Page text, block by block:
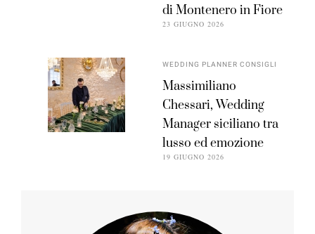
di Montenero in Fiore
23 GIUGNO 2026
WEDDING PLANNER CONSIGLI
Massimiliano
Chessari, Wedding
Manager siciliano tra
lusso ed emozione
19 GIUGNO 2026